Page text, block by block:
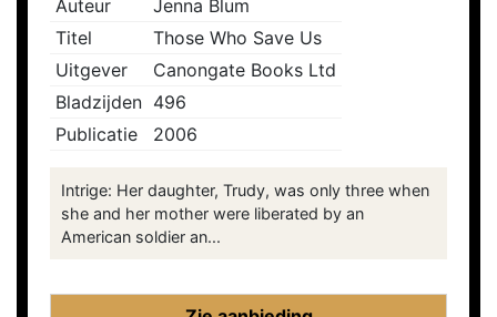
Auteur
Jenna Blum
Titel
Those Who Save Us
Uitgever
Canongate Books Ltd
Bladzijden 496
Publicatie
2006
Intrige: Her daughter, Trudy, was only three when
she and her mother were liberated by an
American soldier an...